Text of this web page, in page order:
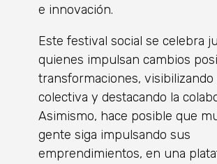
e innovación.
Este festival social se celebra
quienes impulsan cambios
transformaciones, visibilizando
colectiva y destacando la
Asimismo, hace posible que
gente siga impulsando sus
emprendimientos, en una